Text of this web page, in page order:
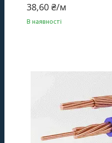
38,60 ₴/м
В наявності